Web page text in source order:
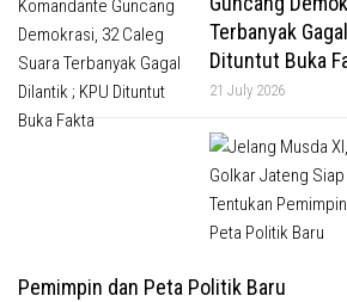
Terbanyak
Dituntut Buka
21 July 2026
Pemimpin dan Peta Politik Baru